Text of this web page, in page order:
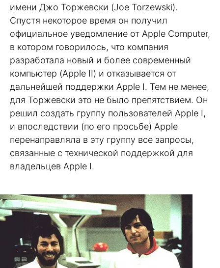
имени Джо Торжевски (Joe Torzewski).
Спустя некоторое время он получил
официальное уведомление от Apple Computer,
в котором говорилось, что компания
разработала новый и более современный
компьютер (Apple II) и отказывается от
дальнейшей поддержки Apple I. Тем не менее,
для Торжевски это не было препятствием. Он
решил создать группу пользователей Apple I,
и впоследствии (по его просьбе) Apple
перенаправляла в эту группу все запросы,
связанные с технической поддержкой для
владельцев Apple I.